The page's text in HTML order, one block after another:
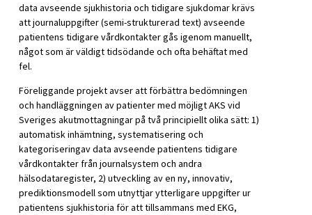
data avseende sjukhistoria och tidigare sjukdomar krävs
att journaluppgifter (semi-strukturerad text) avseende
patientens tidigare vårdkontakter gås igenom manuellt,
något som är väldigt tidsödande och ofta behäftat med
fel.
Föreliggande projekt avser att förbättra bedömningen
och handläggningen av patienter med möjligt AKS vid
Sveriges akutmottagningar på två principiellt olika sätt: 1)
automatisk inhämtning, systematisering och
kategoriseringav data avseende patientens tidigare
vårdkontakter från journalsystem och andra
hälsodataregister, 2) utveckling av en ny, innovativ,
prediktionsmodell som utnyttjar ytterligare uppgifter ur
patientens sjukhistoria för att tillsammans med EKG,